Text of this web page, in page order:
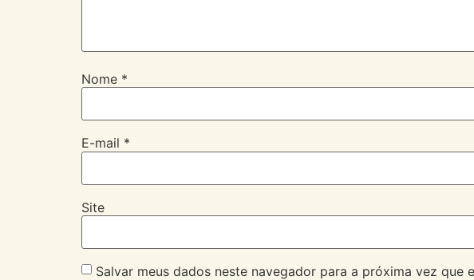
Nome *
E-mail *
Site
Salvar meus dados neste navegador para a próxima vez que